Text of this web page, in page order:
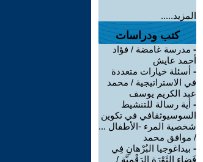
المزيد.....
كتب ودراسات
- مدرسة غامضة / فؤاد
أحمد عايش
- أسئلة خيارات متعددة
في الاستراتيجية / محمد
عبد الكريم يوسف
- أية رسالة للتنشيط
السوسيوثقافي في تكوين
شخصية المرء -الأطفال ...
/ موافق محمد
- بيداغوجيا البُرْهانِ فِي
فَضاءِ الثَوْرَةِ الرَقْمِيَّةِ /